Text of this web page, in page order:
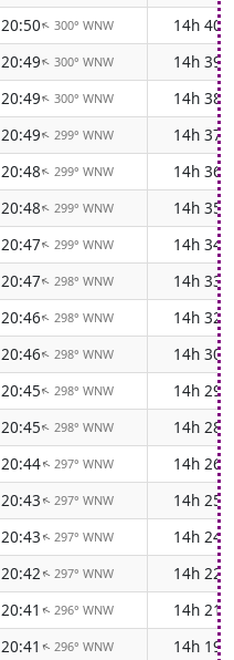
20:50↑300° WNW
14h
20:49↑300° WNW
14h
20:49↑300° WNW
14h
20:49↑299° WNW
14h
20:48↑299° WNW
14h
20:48↑299° WNW
14h
20:47↑299° WNW
14h
20:47↑298° WNW
14h
20:46↑298° WNW
14h
20:46↑298° WNW
14h
20:45↑298° WNW
14h
20:45↑298° WNW
14h
20:44↑297° WNW
14h
20:43↑297° WNW
14h
20:43↑297° WNW
14h
20:42↑297° WNW
14h
20:41 ↑296° WNW
14h
20:41 ↑296° WNW 14h